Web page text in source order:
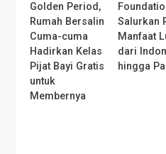
Golden Period,
Rumah Bersalin
Cuma-cuma
Hadirkan Kelas
Pijat Bayi Gratis
untuk
Membernya
Salurkan
Manfaat
dari
hingga